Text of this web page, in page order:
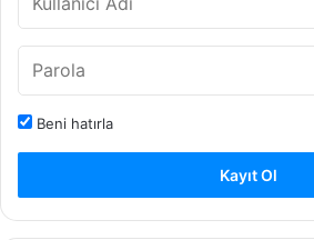
Beni hatırla
Kayıt Ol